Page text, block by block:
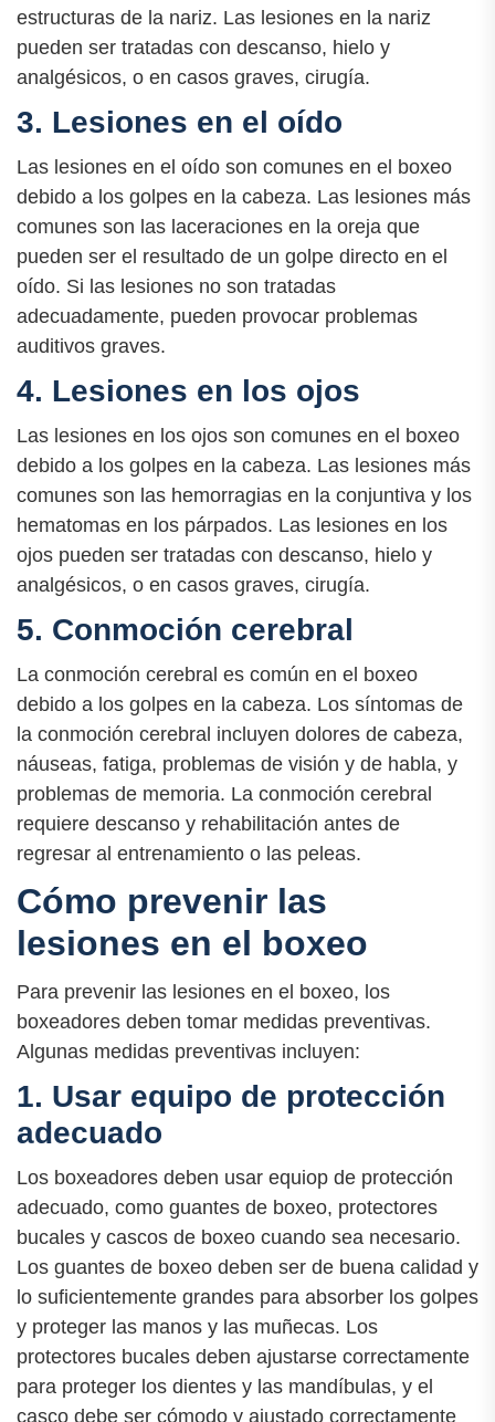
estructuras de la nariz. Las lesiones en la nariz
pueden ser tratadas con descanso, hielo y
analgésicos, o en casos graves, cirugía.
3. Lesiones en el oído
Las lesiones en el oído son comunes en el boxeo
debido a los golpes en la cabeza. Las lesiones más
comunes son las laceraciones en la oreja que
pueden ser el resultado de un golpe directo en el
oído. Si las lesiones no son tratadas
adecuadamente, pueden provocar problemas
auditivos graves.
4. Lesiones en los ojos
Las lesiones en los ojos son comunes en el boxeo
debido a los golpes en la cabeza. Las lesiones más
comunes son las hemorragias en la conjuntiva y los
hematomas en los párpados. Las lesiones en los
ojos pueden ser tratadas con descanso, hielo y
analgésicos, o en casos graves, cirugía.
5. Conmoción cerebral
La conmoción cerebral es común en el boxeo
debido a los golpes en la cabeza. Los síntomas de
la conmoción cerebral incluyen dolores de cabeza,
náuseas, fatiga, problemas de visión y de habla, y
problemas de memoria. La conmoción cerebral
requiere descanso y rehabilitación antes de
regresar al entrenamiento o las peleas.
Cómo prevenir las
lesiones en el boxeo
Para prevenir las lesiones en el boxeo, los
boxeadores deben tomar medidas preventivas.
Algunas medidas preventivas incluyen:
1. Usar equipo de protección
adecuado
Los boxeadores deben usar equiop de protección
adecuado, como guantes de boxeo, protectores
bucales y cascos de boxeo cuando sea necesario.
Los guantes de boxeo deben ser de buena calidad y
lo suficientemente grandes para absorber los golpes
y proteger las manos y las muñecas. Los
protectores bucales deben ajustarse correctamente
para proteger los dientes y las mandíbulas, y el
casco debe ser cómodo y ajustado correctamente